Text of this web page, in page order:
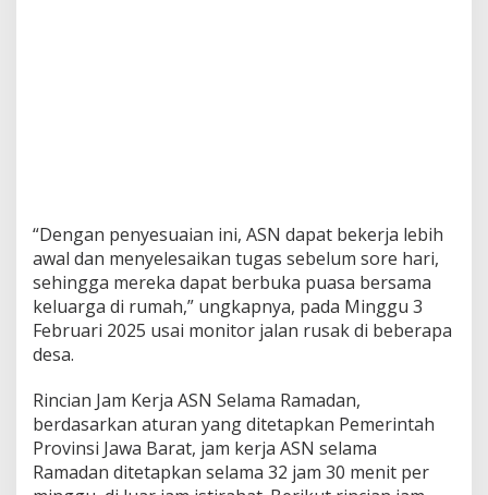
“Dengan penyesuaian ini, ASN dapat bekerja lebih
awal dan menyelesaikan tugas sebelum sore hari,
sehingga mereka dapat berbuka puasa bersama
keluarga di rumah,” ungkapnya, pada Minggu 3
Februari 2025 usai monitor jalan rusak di beberapa
desa.
Rincian Jam Kerja ASN Selama Ramadan,
berdasarkan aturan yang ditetapkan Pemerintah
Provinsi Jawa Barat, jam kerja ASN selama
Ramadan ditetapkan selama 32 jam 30 menit per